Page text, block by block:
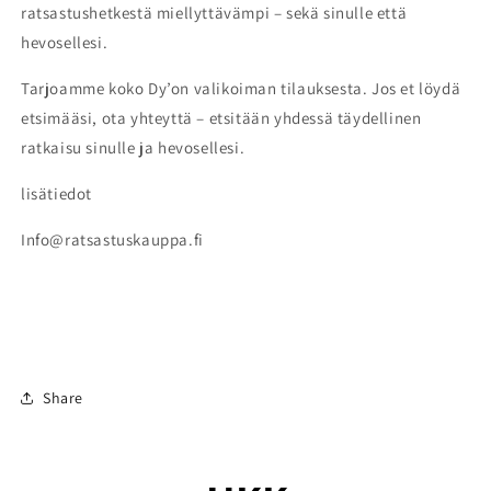
ratsastushetkestä miellyttävämpi – sekä sinulle että
hevosellesi.
Tarjoamme koko Dy’on valikoiman tilauksesta. Jos et löydä
etsimääsi, ota yhteyttä – etsitään yhdessä täydellinen
ratkaisu sinulle ja hevosellesi.
lisätiedot
Info@ratsastuskauppa.fi
Share